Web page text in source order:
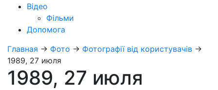
Відео
Фільми
Допомога
Главная → Фото → Фотографії від користувачів →
1989, 27 июля
1989, 27 июля